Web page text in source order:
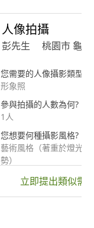
人像拍攝
彭先生 桃園市 龜山
您需要的人像攝影類型為
形象照
參與拍攝的人數為何?
1人
您想要何種攝影風格?
藝術風格（著重於燈光及
勢）
立即提出類似需